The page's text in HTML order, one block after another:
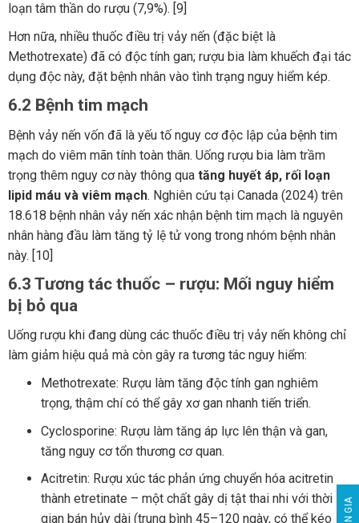
loạn tâm thần do rượu (7,9%). [9]
Hơn nữa, nhiều thuốc điều trị vảy nến (đặc biệt là
Methotrexate) đã có độc tính gan; rượu bia làm khuếch đại tác
dụng độc này, đặt bệnh nhân vào tình trạng nguy hiểm kép.
6.2 Bệnh tim mạch
Bệnh vảy nến vốn đã là yếu tố nguy cơ độc lập của bệnh tim
mạch do viêm mãn tính toàn thân. Uống rượu bia làm trầm
trọng thêm nguy cơ này thông qua tăng huyết áp, rối loạn
lipid máu và viêm mạch. Nghiên cứu tại Canada (2024) trên
18.618 bệnh nhân vảy nến xác nhận bệnh tim mạch là nguyên
nhân hàng đầu làm tăng tỷ lệ tử vong trong nhóm bệnh nhân
này. [10]
6.3 Tương tác thuốc – rượu: Mối nguy hiểm
bị bỏ qua
Uống rượu khi đang dùng các thuốc điều trị vảy nến không chỉ
làm giảm hiệu quả mà còn gây ra tương tác nguy hiểm:
Methotrexate: Rượu làm tăng độc tính gan nghiêm
trọng, thậm chí có thể gây xơ gan nhanh tiến triển.
Cyclosporine: Rượu làm tăng áp lực lên thận và gan,
tăng nguy cơ tổn thương cơ quan.
Acitretin: Rượu xúc tác phản ứng chuyển hóa acitretin
thành etretinate – một chất gây dị tật thai nhi với thời
gian bán hủy dài (trung bình 45–120 ngày, có thể kéo